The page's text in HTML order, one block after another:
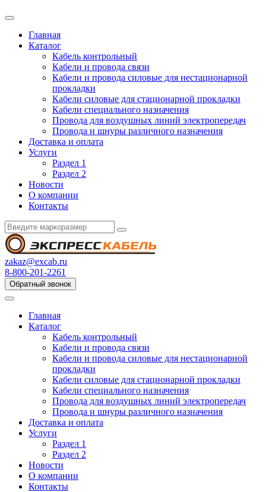
Главная
Каталог
Кабель контрольный
Кабели и провода связи
Кабели и провода силовые для нестационарной
прокладки
Кабели силовые для стационарной прокладки
Кабели специального назначения
Провода для воздушных линий электропередач
Провода и шнуры различного назначения
Доставка и оплата
Услуги
Раздел 1
Раздел 2
Новости
О компании
Контакты
zakaz@excab.ru
8-800-201-2261
Обратный звонок
Главная
Каталог
Кабель контрольный
Кабели и провода связи
Кабели и провода силовые для нестационарной
прокладки
Кабели силовые для стационарной прокладки
Кабели специального назначения
Провода для воздушных линий электропередач
Провода и шнуры различного назначения
Доставка и оплата
Услуги
Раздел 1
Раздел 2
Новости
О компании
Контакты